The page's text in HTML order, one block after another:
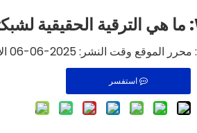
وقت النشر: 2025-06-06 الأصل:
استفسر